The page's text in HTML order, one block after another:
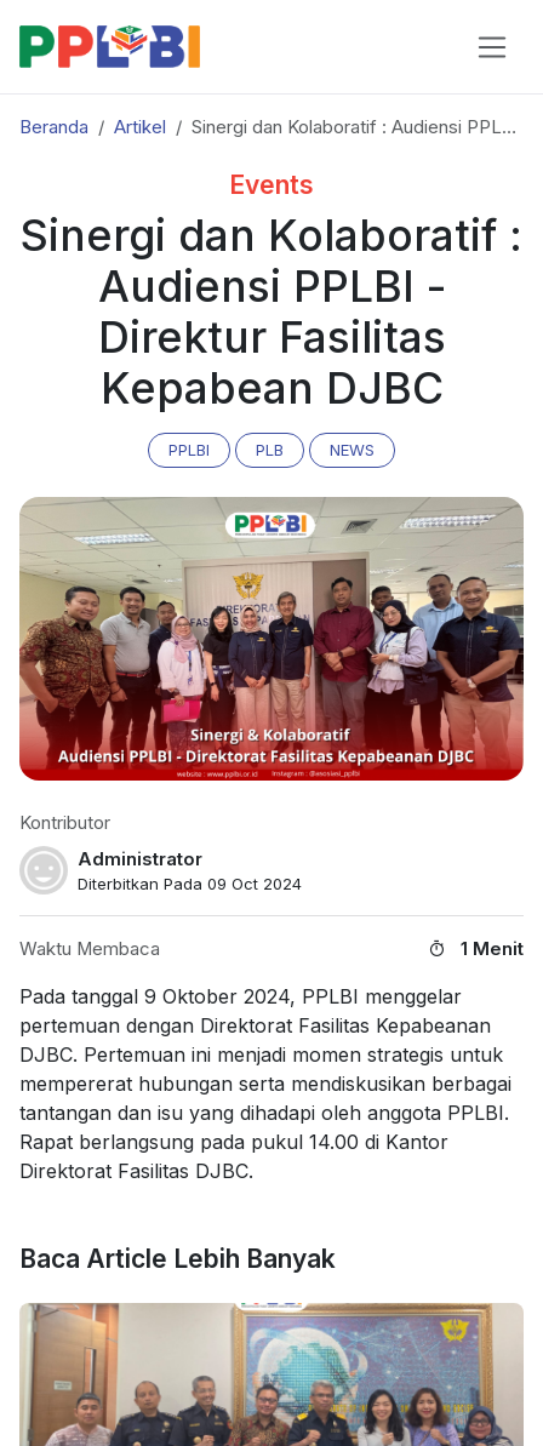
Beranda Artikel Sinergi dan Kolaboratif : Audiensi PPLBI - Direktur Fasilitas Kepabean DJBC
Events
Sinergi dan Kolaboratif :
Audiensi PPLBI -
Direktur Fasilitas
Kepabean DJBC
PPLBI PLB NEWS
Kontributor
Administrator
Diterbitkan Pada 09 Oct 2024
Waktu Membaca 1 Menit
Pada tanggal 9 Oktober 2024, PPLBI menggelar
pertemuan dengan Direktorat Fasilitas Kepabeanan
DJBC. Pertemuan ini menjadi momen strategis untuk
mempererat hubungan serta mendiskusikan berbagai
tantangan dan isu yang dihadapi oleh anggota PPLBI.
Rapat berlangsung pada pukul 14.00 di Kantor
Direktorat Fasilitas DJBC.
Baca Article Lebih Banyak